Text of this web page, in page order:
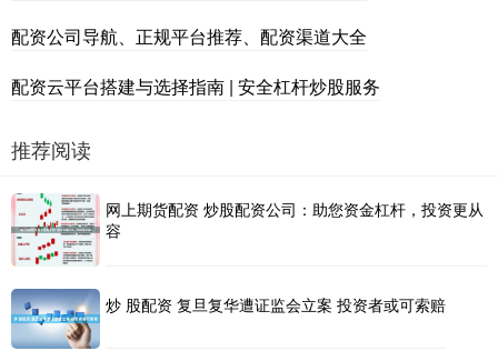
配资公司导航、正规平台推荐、配资渠道大全
配资云平台搭建与选择指南 | 安全杠杆炒股服务
推荐阅读
网上期货配资 炒股配资公司：助您资金杠杆，投资更从
容
炒 股配资 复旦复华遭证监会立案 投资者或可索赔